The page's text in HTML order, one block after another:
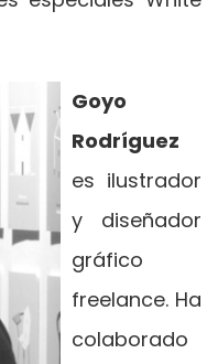
Goyo
Rodríguez
es ilustrador
y diseñador
gráfico
freelance. Ha
colaborado